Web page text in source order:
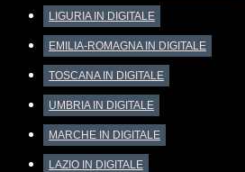
LIGURIA IN DIGITALE
EMILIA-ROMAGNA IN DIGITALE
TOSCANA IN DIGITALE
UMBRIA IN DIGITALE
MARCHE IN DIGITALE
LAZIO IN DIGITALE